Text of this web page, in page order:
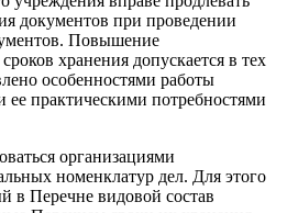
документов при проведении
Повышение
хранения допускается в тех
особенностями работы
ее практическими потребностями
организациями
номенклатур дел. Для этого
в Перечне видовой состав